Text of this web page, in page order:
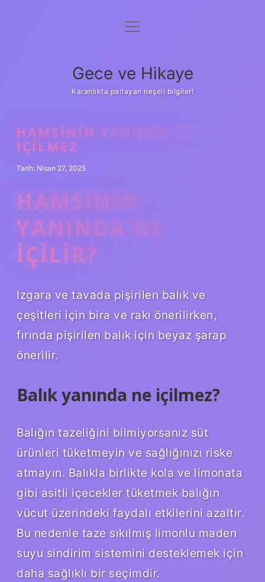
Anasayfa
Yasal Uyarı
menüyü
Gece ve Hikaye
Karanlıkta parlayan neşeli bilgiler!
HAMSININ YANINDA NE
IÇILMEZ
Tarih: Nisan 27, 2025
HAMSININ
YANINDA NE
IÇILIR?
Izgara ve tavada pişirilen balık ve
çeşitleri için bira ve rakı önerilirken,
fırında pişirilen balık için beyaz şarap
önerilir.
Balık yanında ne içilmez?
Balığın tazeliğini bilmiyorsanız süt
ürünleri tüketmeyin ve sağlığınızı riske
atmayın. Balıkla birlikte kola ve limonata
gibi asitli içecekler tüketmek balığın
vücut üzerindeki faydalı etkilerini azaltır.
Bu nedenle taze sıkılmış limonlu maden
suyu sindirim sistemini desteklemek için
daha sağlıklı bir seçimdir.